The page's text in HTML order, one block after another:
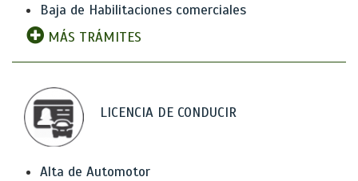
Baja de Habilitaciones comerciales
MÁS TRÁMITES
LICENCIA DE CONDUCIR
Alta de Automotor